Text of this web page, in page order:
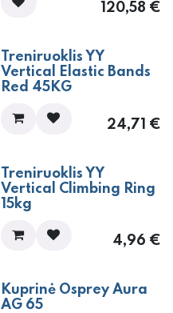
120,58 €
Treniruoklis YY
Vertical Elastic Bands
Red 45KG
24,71 €
Treniruoklis YY
Vertical Climbing Ring
15kg
4,96 €
Kuprinė Osprey Aura
AG 65